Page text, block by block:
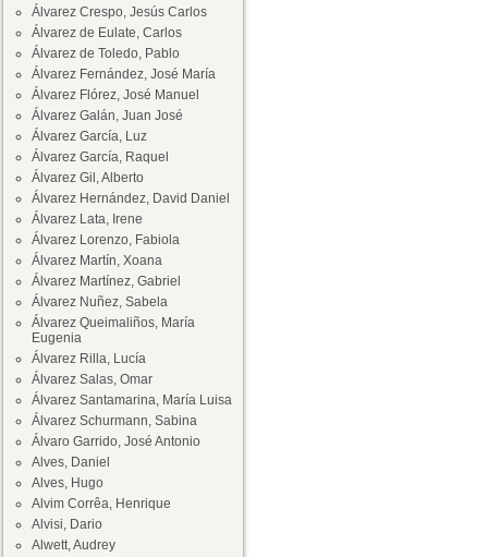
Álvarez Crespo, Jesús Carlos
Álvarez de Eulate, Carlos
Álvarez de Toledo, Pablo
Álvarez Fernández, José María
Álvarez Flórez, José Manuel
Álvarez Galán, Juan José
Álvarez García, Luz
Álvarez García, Raquel
Álvarez Gil, Alberto
Álvarez Hernández, David Daniel
Álvarez Lata, Irene
Álvarez Lorenzo, Fabiola
Álvarez Martín, Xoana
Álvarez Martínez, Gabriel
Álvarez Nuñez, Sabela
Álvarez Queimaliños, María
Eugenia
Álvarez Rilla, Lucía
Álvarez Salas, Omar
Álvarez Santamarina, María Luisa
Álvarez Schurmann, Sabina
Álvaro Garrido, José Antonio
Alves, Daniel
Alves, Hugo
Alvim Corrêa, Henrique
Alvisi, Dario
Alwett, Audrey